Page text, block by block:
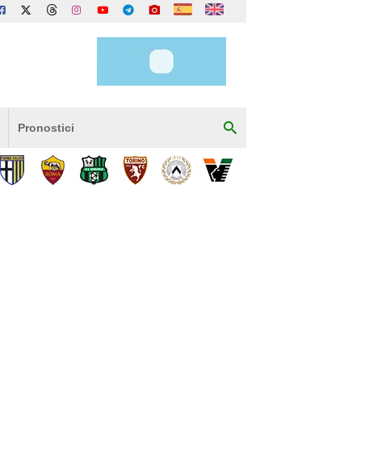
Pronostici